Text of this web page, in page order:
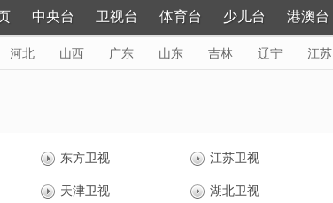
中央台 卫视台 体育台 少儿台 港澳台
河北 山西 广东 山东 吉林 辽宁 江苏
东方卫视 江苏卫视
天津卫视 湖北卫视